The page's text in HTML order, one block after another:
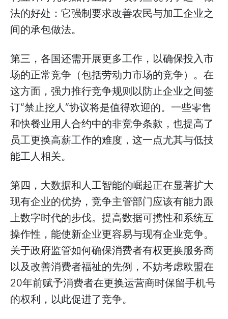
法的好处：它强制要求改善农民与加工企业之
间的承包做法。
第三，各国还需开展更多工作，以确保投入市
场的正常竞争（包括劳动力市场的竞争）。在
这方面，强力推行竞争规则以防止企业之间签
订“禁止挖人”协议将是值得欢迎的。一些零售
和快餐业用人合约中的非竞争条款，也提高了
员工更换高薪工作的难度，这一点尤其与低技
能工人相关。
第四，大数据和人工智能的崛起正在显著扩大
现有企业的优势，竞争主管部门应该有能力跟
上数字时代的步伐。提高数据可携性和系统互
操作性，能使新企业更容易与现有企业竞争。
关于政府监管如何确保消费者有权更换服务商
以及改善消费者福祉的先例，不妨考虑欧盟在
20年前赋予消费者在更换运营商时保留手机号
的权利，以此促进了竞争。